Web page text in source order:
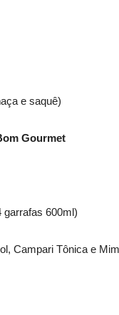
e saquê)
Gourmet
garrafas 600ml)
Campari Tônica e